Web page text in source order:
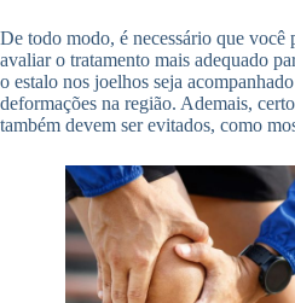
De todo modo, é necessário que você
avaliar o tratamento mais adequado
o estalo nos joelhos seja
deformações na região. Ademais,
também devem ser evitados, como